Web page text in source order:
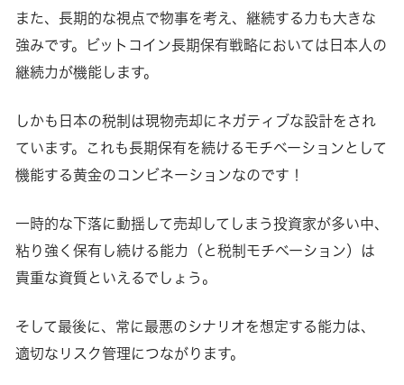
また、長期的な視点で物事を考え、継続する力も大きな
強みです。ビットコイン長期保有戦略においては日本人の
継続力が機能します。
しかも日本の税制は現物売却にネガティブな設計をされ
ています。これも長期保有を続けるモチベーションとして
機能する黄金のコンビネーションなのです！
一時的な下落に動揺して売却してしまう投資家が多い中、
粘り強く保有し続ける能力（と税制モチベーション）は
貴重な資質といえるでしょう。
そして最後に、常に最悪のシナリオを想定する能力は、
適切なリスク管理につながります。